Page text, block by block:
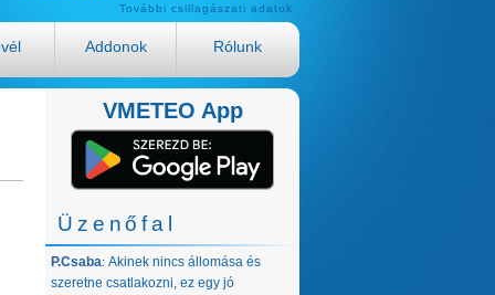
További csillagászati adatok
Addonok Rólunk
VMETEO App
Üzenőfal
P.Csaba: Akinek nincs állomása és
szeretne csatlakozni, ez egy jó